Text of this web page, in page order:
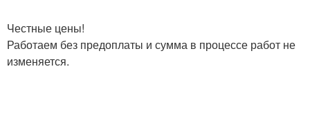
Честные цены!
Работаем без предоплаты и сумма в процессе работ не
изменяется.